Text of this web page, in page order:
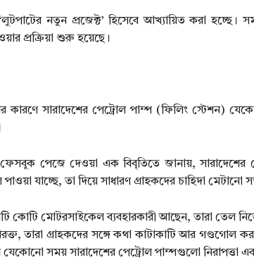
নতুন প্রজেক্ট’ হিসেবে আখ্যায়িত করা হচ্ছে।
প্রক্রিয়া শুরু হয়েছে।
কারণে সারাদেশের পেট্রোল পাম্প (ফিলিং স্টেশন)
ফেসবুক পেজে দেওয়া এক বিবৃতিতে জানায়,
যাচ্ছে, তা দিয়ে সাধারণ গ্রাহকদের চাহিদা মেটানো
কোটি মোটরসাইকেল ব্যবহারকারী আছেন, তারা তেল
তারা গ্রাহকদের সঙ্গে কথা কাটাকাটি আর গণ্ডগোল
সময় সারাদেশের পেট্রোল পাম্পগুলো নিরাপত্তা